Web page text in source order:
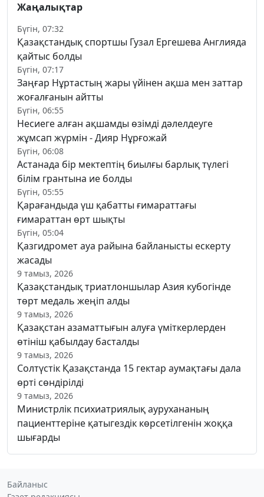
Жаңалықтар
Бүгін, 07:32
Қазақстандық спортшы Гузал Ергешева Англияда
қайтыс болды
Бүгін, 07:17
Заңғар Нұртастың жары үйінен ақша мен заттар
жоғалғанын айтты
Бүгін, 06:55
Несиеге алған ақшамды өзімді дәлелдеуге
жұмсап жүрмін - Дияр Нұрғожай
Бүгін, 06:08
Астанада бір мектептің биылғы барлық түлегі
білім грантына ие болды
Бүгін, 05:55
Қарағандыда үш қабатты ғимараттағы
ғимараттан өрт шықты
Бүгін, 05:04
Қазгидромет ауа райына байланысты ескерту
жасады
9 тамыз, 2026
Қазақстандық триатлоншылар Азия кубогінде
төрт медаль жеңіп алды
9 тамыз, 2026
Қазақстан азаматтығын алуға үміткерлерден
өтініш қабылдау басталды
9 тамыз, 2026
Солтүстік Қазақстанда 15 гектар аумақтағы дала
өрті сөндірілді
9 тамыз, 2026
Министрлік психиатриялық аурухананың
пациенттеріне қатыгездік көрсетілгенін жоққа
шығарды
Байланыс